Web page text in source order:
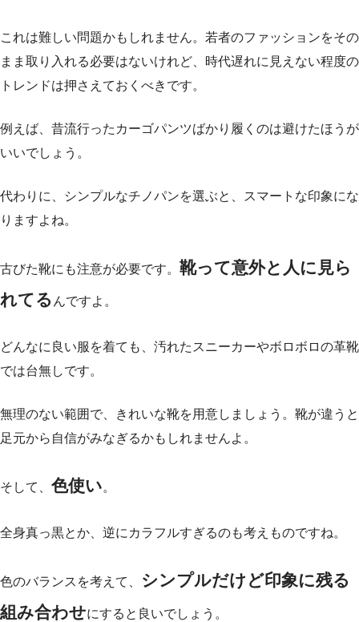
これは難しい問題かもしれません。若者のファッションをその
まま取り入れる必要はないけれど、時代遅れに見えない程度の
トレンドは押さえておくべきです。
例えば、昔流行ったカーゴパンツばかり履くのは避けたほうが
いいでしょう。
代わりに、シンプルなチノパンを選ぶと、スマートな印象にな
りますよね。
古びた靴にも注意が必要です。 靴って意外と人に見ら
れてる んですよ。
どんなに良い服を着ても、汚れたスニーカーやボロボロの革靴
では台無しです。
無理のない範囲で、きれいな靴を用意しましょう。靴が違うと
足元から自信がみなぎるかもしれませんよ。
そして、 色使い。
全身真っ黒とか、逆にカラフルすぎるのも考えものですね。
色のバランスを考えて、
シンプルだけど印象に残る
組み合わせにすると良いでしょう。